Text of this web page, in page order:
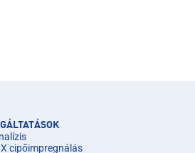
cipőimpregnálás